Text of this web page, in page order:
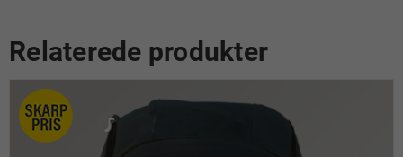
Relaterede produkter